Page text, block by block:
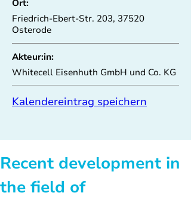
Ort:
Friedrich-Ebert-Str. 203, 37520
Osterode
Akteur:in:
Whitecell Eisenhuth GmbH und Co. KG
Kalendereintrag speichern
Recent development in
the field of